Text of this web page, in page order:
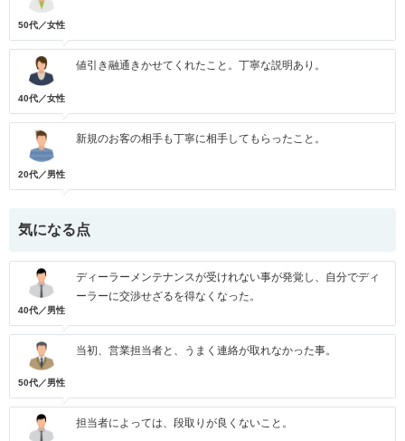
50代／女性
40代／女性
値引き融通きかせてくれたこと。丁寧な説明あり。
20代／男性
新規のお客の相手も丁寧に相手してもらったこと。
気になる点
40代／男性
ディーラーメンテナンスが受けれない事が発覚し、自分でディ
ーラーに交渉せざるを得なくなった。
50代／男性
当初、営業担当者と、うまく連絡が取れなかった事。
担当者によっては、段取りが良くないこと。